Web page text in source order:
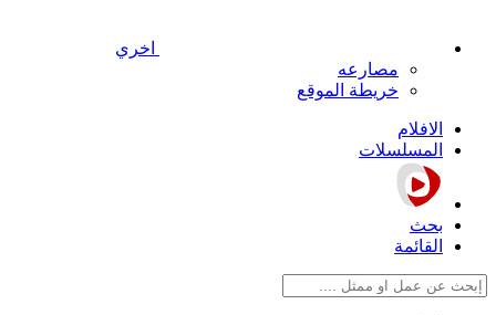
اخري
مصارعه
خريطة الموقع
الافلام
المسلسلات
بحث
القائمة